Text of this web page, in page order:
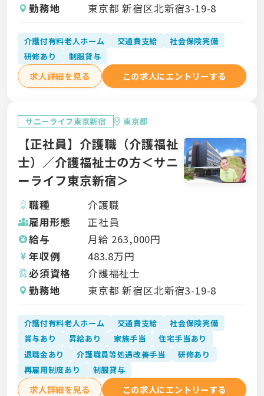
勤務地
東京都 新宿区北新宿3-19-8
介護付有料老人ホーム 交通費支給
社会保険完備
研修あり
制服貸与
求人詳細を見る この求人にエントリーする
サニーライフ東京新宿 東京都
【正社員】介護職（介護福祉
士）／介護福祉士の方＜サニ
ーライフ東京新宿＞
職種
介護職
雇用形態
正社員
給与
月給 263,000円
年収例
483.8万円
必須資格
介護福祉士
勤務地
東京都 新宿区北新宿3-19-8
介護付有料老人ホーム 交通費支給
社会保険完備
賞与あり
昇給あり 家族手当
住宅手当あり
退職金あり
介護職員等処遇改善手当
研修あり
再雇用制度あり
制服貸与
求人詳細を見る この求人にエントリーする